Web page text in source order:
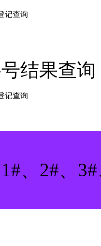
记查询
结果查询
记查询
1#、2#、